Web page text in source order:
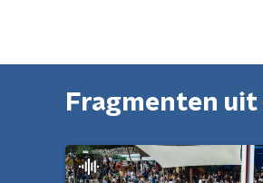
Fragmenten